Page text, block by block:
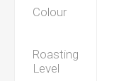
Colour
Roasting
Level